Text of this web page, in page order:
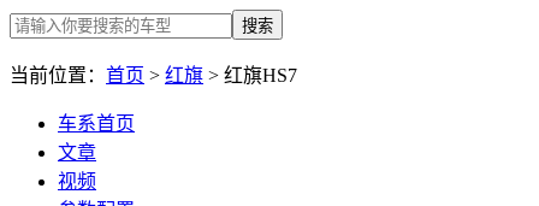
搜索
当前位置： 首页 > 红旗 > 红旗HS7
车系首页
文章
视频